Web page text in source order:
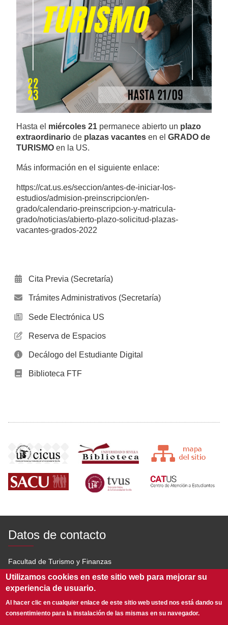
Hasta el miércoles 21 permanece abierto un plazo
extraordinario de plazas vacantes en el GRADO de
TURISMO en la US.
Más información en el siguiente enlace:
https://cat.us.es/seccion/antes-de-iniciar-los-
estudios/admision-preinscripcion/en-
grado/calendario-preinscripcion-y-matricula-
grado/noticias/abierto-plazo-solicitud-plazas-
vacantes-grados-2022
Cita Previa (Secretaría)
Trámites Administrativos (Secretaría)
Sede Electrónica US
Reserva de Espacios
Decálogo del Estudiante Digital
Biblioteca FTF
Datos de contacto
Facultad de Turismo y Finanzas
Av. San Francisco Javier s/n 41018 Sevilla
954 551 600
Utilizamos cookies en este sitio web para mejorar su
experiencia de usuario.
Al hacer clic en cualquier enlace de este sitio web usted nos está dando su
consentimiento para la instalación de las mismas en su navegador.